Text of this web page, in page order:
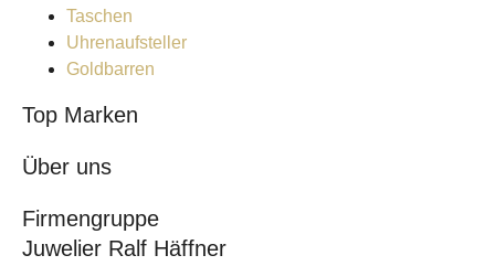
Taschen
Uhrenaufsteller
Goldbarren
Top Marken
Über uns
Firmengruppe
Juwelier Ralf Häffner